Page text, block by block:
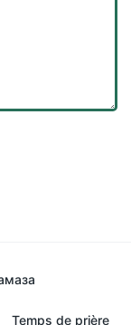
Temps de prière